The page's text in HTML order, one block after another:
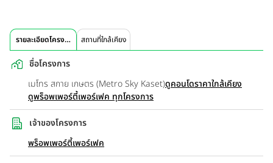
รายละเอียดโครงการ สถานที่ใกล้เคียง
ชื่อโครงการ
เมโทร สกาย เกษตร (Metro Sky Kaset)ดูคอนโดราคาใกล้เคียง
ดูพร็อพเพอร์ตี้เพอร์เฟค ทุกโครงการ
เจ้าของโครงการ
พร็อพเพอร์ตี้เพอร์เฟค